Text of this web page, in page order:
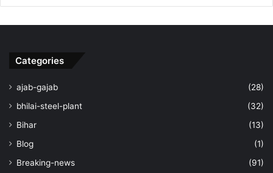
Categories
ajab-gajab
(28)
bhilai-steel-plant
(32)
Bihar
(13)
Blog
(1)
Breaking-news
(91)